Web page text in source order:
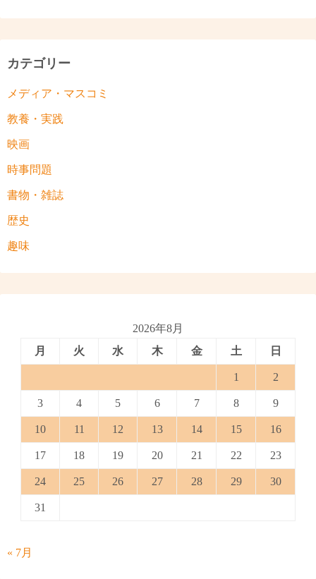
カテゴリー
メディア・マスコミ
教養・実践
映画
時事問題
書物・雑誌
歴史
趣味
2026年8月
月
火 水 木 金 土 日
1 2
3 4 5 6 7 8 9
10 11 12 13 14 15 16
17 18 19 20 21 22 23
24 25 26 27 28 29 30
31
« 7月